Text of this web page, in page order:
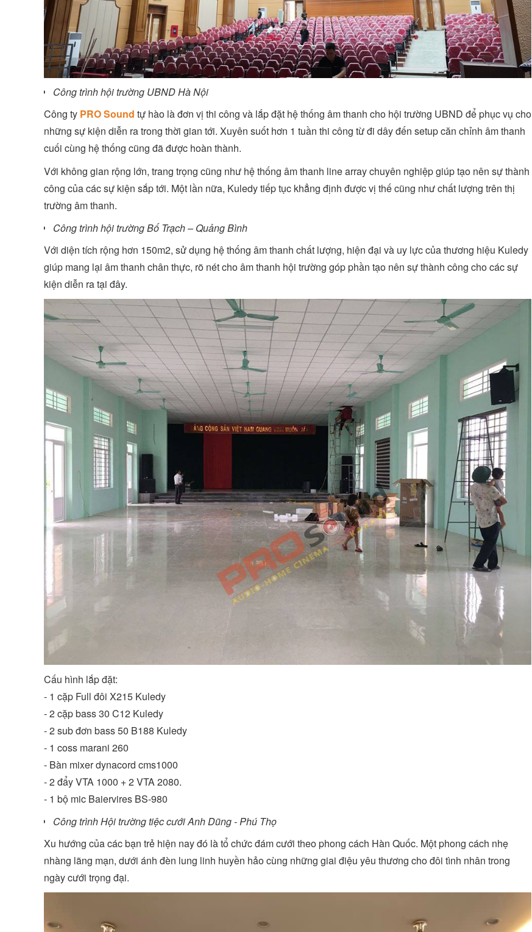
Công trình hội trường UBND Hà Nội
Công ty PRO Sound tự hào là đơn vị thi công và lắp đặt hệ thống âm thanh cho hội trường UBND để phục vụ cho
những sự kiện diễn ra trong thời gian tới. Xuyên suốt hơn 1 tuần thi công từ đi dây đến setup căn chỉnh âm thanh
cuối cùng hệ thống cũng đã được hoàn thành.
Với không gian rộng lớn, trang trọng cũng như hệ thống âm thanh line array chuyên nghiệp giúp tạo nên sự thành
công của các sự kiện sắp tới. Một lần nữa, Kuledy tiếp tục khẳng định được vị thế cũng như chất lượng trên thị
trường âm thanh.
Công trình hội trường Bố Trạch – Quảng Bình
Với diện tích rộng hơn 150m2, sử dụng hệ thống âm thanh chất lượng, hiện đại và uy lực của thương hiệu Kuledy
giúp mang lại âm thanh chân thực, rõ nét cho âm thanh hội trường góp phần tạo nên sự thành công cho các sự
kiện diễn ra tại đây.
Cấu hình lắp đặt:
- 1 cặp Full đôi X215 Kuledy
- 2 cặp bass 30 C12 Kuledy
- 2 sub đơn bass 50 B188 Kuledy
- 1 coss marani 260
- Bàn mixer dynacord cms1000
- 2 đẩy VTA 1000 + 2 VTA 2080.
- 1 bộ mic Baiervires BS-980
Công trình Hội trường tiệc cưới Anh Dũng - Phú Thọ
Xu hướng của các bạn trẻ hiện nay đó là tổ chức đám cưới theo phong cách Hàn Quốc. Một phong cách nhẹ
nhàng lãng mạn, dưới ánh đèn lung linh huyền hảo cùng những giai điệu yêu thương cho đôi tình nhân trong
ngày cưới trọng đại.